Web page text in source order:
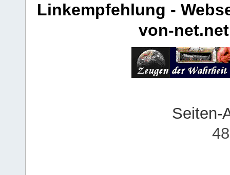
Linkempfehlung -
von-net.net
Seiten-